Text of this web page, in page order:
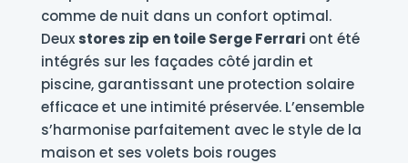
comme de nuit dans un confort optimal.
Deux stores zip en toile Serge Ferrariont été
intégrés sur les façades côté jardin et
piscine, garantissant une protection solaire
efficace et une intimité préservée. L’ensemble
s’harmonise parfaitement avec le style de la
maison et ses volets bois rouges